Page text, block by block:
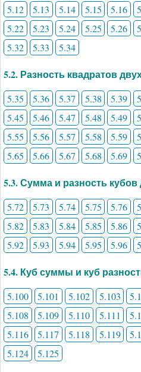
5.12
5.13 5.14 5.15 5.16
5.22
5.23 5.24 5.25 5.26
5.32
5.33 5.34
5.2. Разность квадратов
5.35 5.36 5.37 5.38 5.39
5.45
5.46 5.47 5.48 5.49
5.55
5.56 5.57 5.58 5.59
5.65
5.66 5.67 5.68 5.69
5.3. Сумма и разность
5.72 5.73 5.74 5.75 5.76
5.82
5.83 5.84 5.85 5.86
5.92
5.93 5.94 5.95 5.96
5.4. Куб суммы и куб
5.100 5.101 5.102 5.103
5.108
5.109 5.110 5.111
5.116
5.117 5.118 5.119
5.124
5.125